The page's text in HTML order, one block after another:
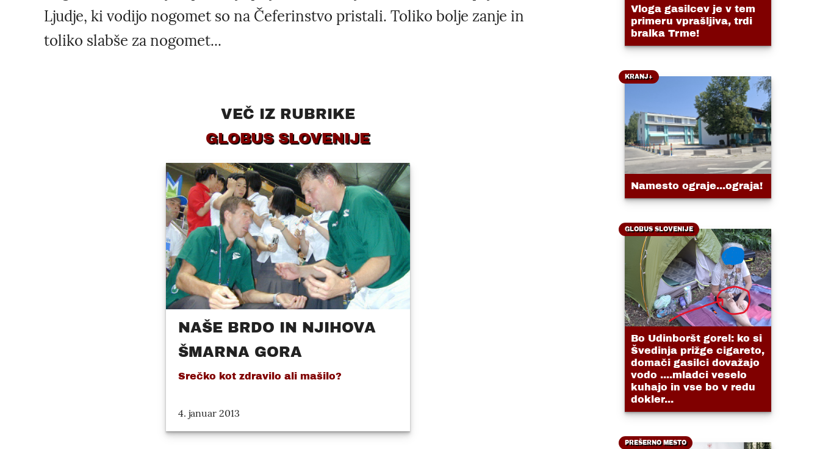
Ljudje, ki vodijo nogomet so na Čeferinstvo pristali. Toliko bolje zanje in
toliko slabše za nogomet...
VEČ IZ RUBRIKE
GLOBUS SLOVENIJE
NAŠE BRDO IN NJIHOVA
ŠMARNA GORA
Srečko kot zdravilo ali mašilo?
4. januar 2013
Vloga gasilcev je v tem
primeru vprašljiva, trdi
bralka Trme!
KRANJ+
Namesto ograje...ograja!
GLOBUS SLOVENIJE
Bo Udinboršt gorel: ko si
Švedinja prižge cigareto,
domači gasilci dovažajo
vodo ....mladci veselo
kuhajo in vse bo v redu
dokler...
PREŠERNO MESTO